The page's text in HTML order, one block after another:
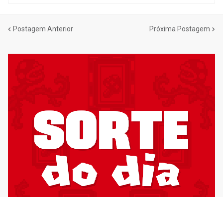
Postagem Anterior Próxima Postagem